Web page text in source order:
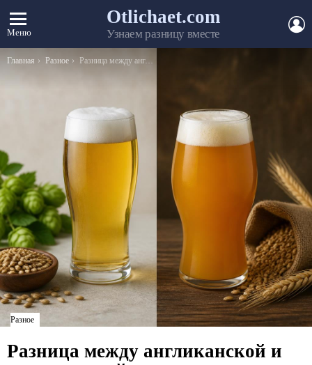
Меню
Otlichaet.com
Узнаем разницу вместе
Вы здесь:
Главная Разное Разница между англиканской и католической церковью
Разное
Разница между англиканской и